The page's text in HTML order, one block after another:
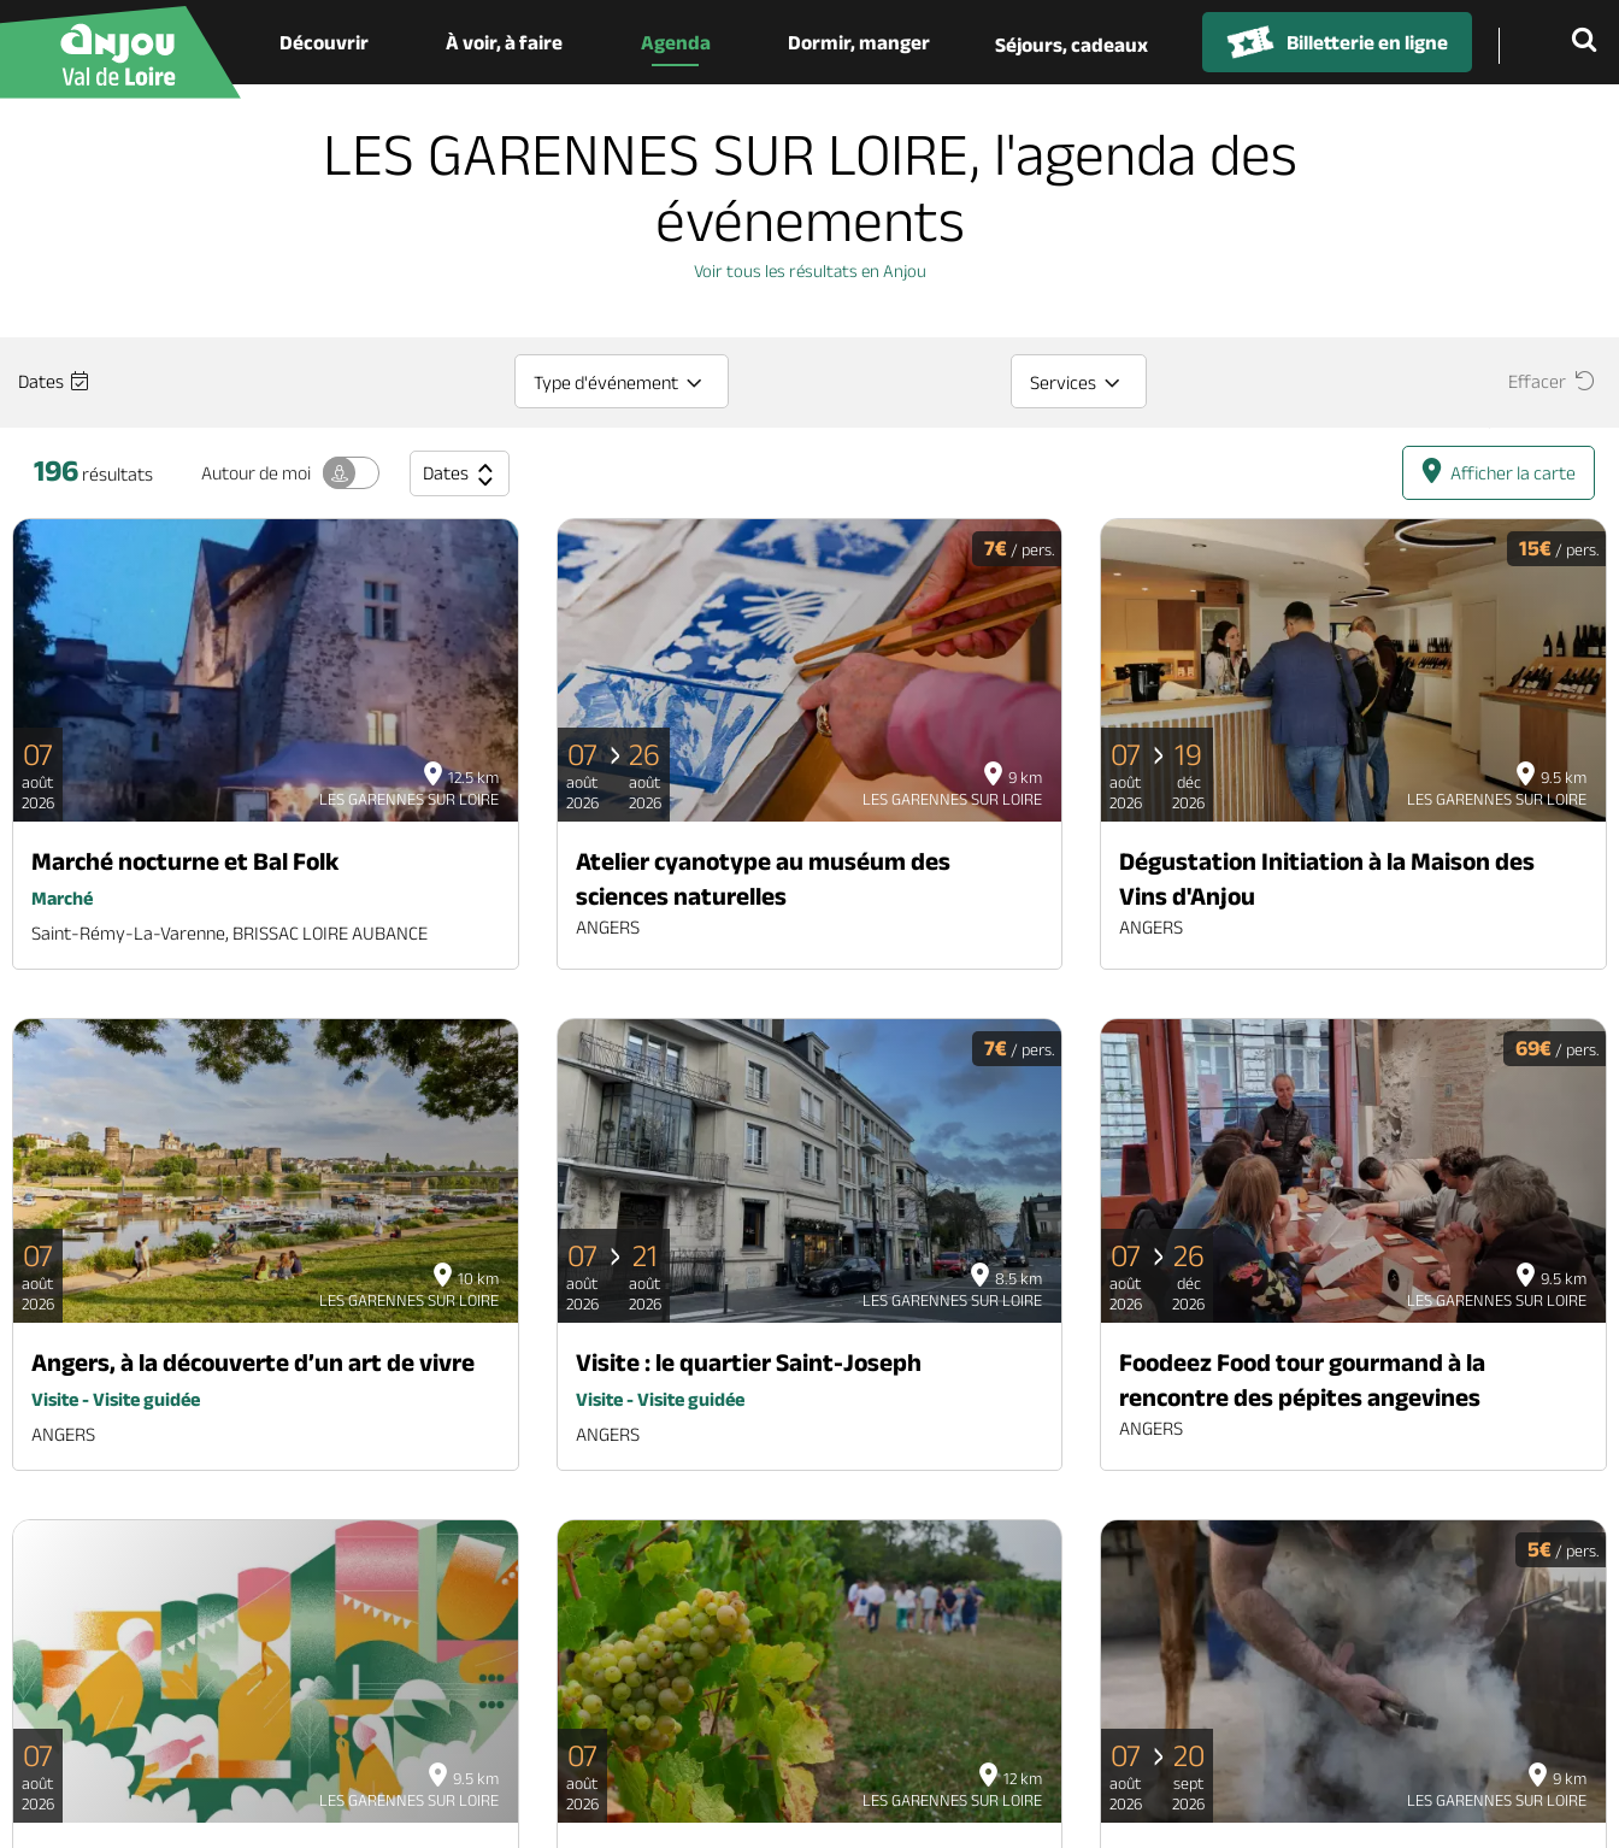
Découvrir À voir, à faire Agenda Dormir, manger Séjours, cadeaux Billetterie en ligne
LES GARENNES SUR LOIRE, l'agenda des
événements
Voir tous les résultats en Anjou
Dates Type d'événement Services Effacer
196 résultats Autourde moi Dates Afficher la carte
12.5 km
LES GARENNES SUR LOIRE
07
août
2026
Marché nocturne et Bal Folk
Marché
Saint-Rémy-La-Varenne, BRISSAC LOIRE AUBANCE
9 km
LES GARENNES SUR LOIRE
7€ / pers.
07
août
2026
26
août
2026
Atelier cyanotype au muséum des
sciences naturelles
ANGERS
9.5 km
LES GARENNES SUR LOIRE
15€/ pers.
07
août
2026
19
déc
2026
Dégustation Initiation à la Maison des
Vins d'Anjou
ANGERS
10 km
LES GARENNES SUR LOIRE
07
août
2026
Angers, à la découverte d’un art de vivre
Visite - Visite guidée
ANGERS
8.5 km
LES GARENNES SUR LOIRE
7€ / pers.
07
août
2026
21
août
2026
Visite : le quartier Saint-Joseph
Visite - Visite guidée
ANGERS
9.5 km
LES GARENNES SUR LOIRE
69€ / pers.
07
août
2026
26
déc
2026
Foodeez Food tour gourmand à la
rencontre des pépites angevines
ANGERS
9.5 km
LES GARENNES SUR LOIRE
07
août
2026
12 km
LES GARENNES SUR LOIRE
07
août
2026
9 km
LES GARENNES SUR LOIRE
5€/ pers.
07
août
2026
20
sept
2026